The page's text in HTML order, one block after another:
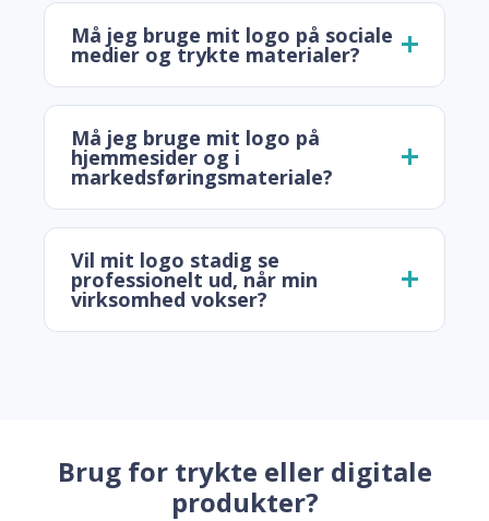
Må jeg bruge mit logo på sociale
medier og trykte materialer?
Må jeg bruge mit logo på
hjemmesider og i
markedsføringsmateriale?
Vil mit logo stadig se
professionelt ud, når min
virksomhed vokser?
Brug for trykte eller digitale
produkter?